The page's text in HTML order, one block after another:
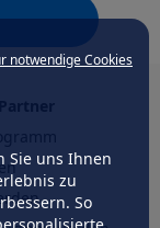
notwendige Cookies
Sie uns Ihnen
zu
So